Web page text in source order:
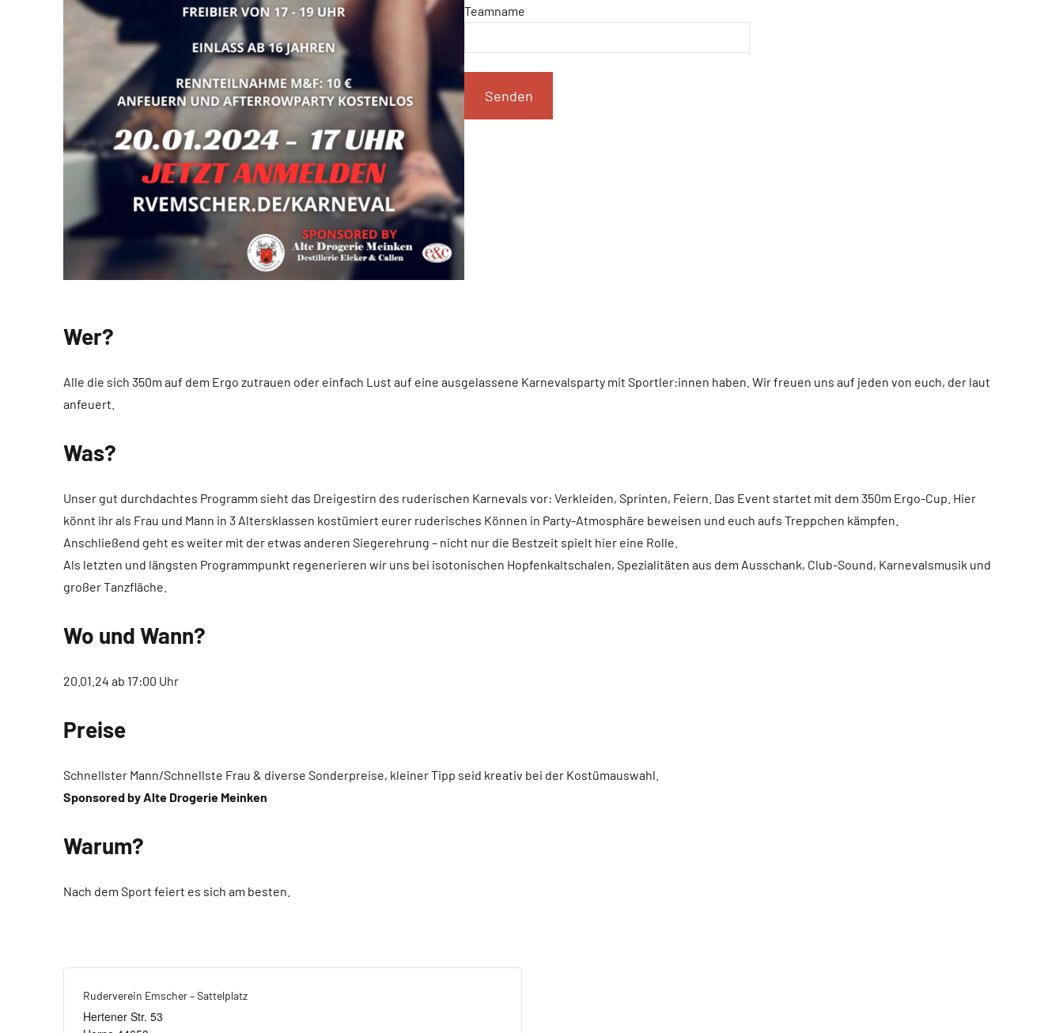
Teamname
Wer?
Alle die sich 350m auf dem Ergo zutrauen oder einfach Lust auf eine ausgelassene Karnevalsparty mit Sportler:innen haben. Wir freuen uns auf jeden von euch, der laut
anfeuert.
Was?
Unser gut durchdachtes Programm sieht das Dreigestirn des ruderischen Karnevals vor: Verkleiden, Sprinten, Feiern. Das Event startet mit dem 350m Ergo-Cup. Hier
könnt ihr als Frau und Mann in 3 Altersklassen kostümiert eurer ruderisches Können in Party-Atmosphäre beweisen und euch aufs Treppchen kämpfen.
Anschließend geht es weiter mit der etwas anderen Siegerehrung – nicht nur die Bestzeit spielt hier eine Rolle.
Als letzten und längsten Programmpunkt regenerieren wir uns bei isotonischen Hopfenkaltschalen, Spezialitäten aus dem Ausschank, Club-Sound, Karnevalsmusik und
großer Tanzfläche.
Wo und Wann?
20.01.24 ab 17:00 Uhr
Preise
Schnellster Mann/Schnellste Frau & diverse Sonderpreise, kleiner Tipp seid kreativ bei der Kostümauswahl.
Sponsored by Alte Drogerie Meinken
Warum?
Nach dem Sport feiert es sich am besten.
Ruderverein Emscher – Sattelplatz
Hertener Str. 53